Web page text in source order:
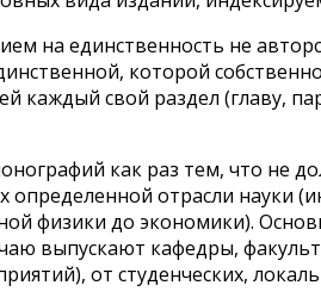
на единственность не
которой
свой раздел (главу,
как раз тем, что не
отрасли науки
физики до экономики).
выпускают кафедры,
от студенческих,